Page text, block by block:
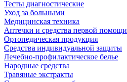
Тесты диагностические
Уход за больными
Медицинская техника
Аптечки и средства первой помощи
Ортопедическая продукция
Средства индивидуальной защиты
Лечебно-профилактическое белье
Народные средства
Травяные экстракты